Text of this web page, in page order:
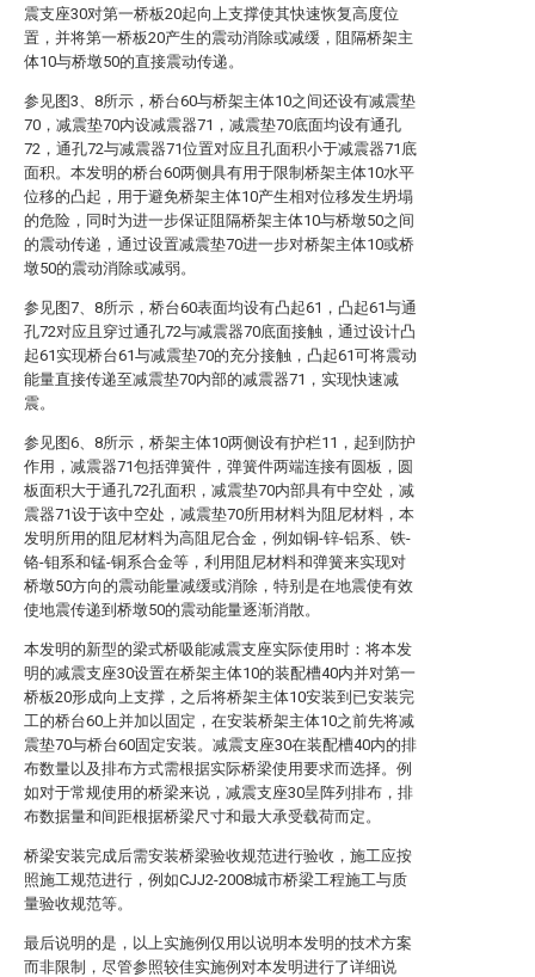
震支座30对第一桥板20起向上支撑使其快速恢复高度位
置，并将第一桥板20产生的震动消除或减缓，阻隔桥架主
体10与桥墩50的直接震动传递。
参见图3、8所示，桥台60与桥架主体10之间还设有减震垫
70，减震垫70内设减震器71，减震垫70底面均设有通孔
72，通孔72与减震器71位置对应且孔面积小于减震器71底
面积。本发明的桥台60两侧具有用于限制桥架主体10水平
位移的凸起，用于避免桥架主体10产生相对位移发生坍塌
的危险，同时为进一步保证阻隔桥架主体10与桥墩50之间
的震动传递，通过设置减震垫70进一步对桥架主体10或桥
墩50的震动消除或减弱。
参见图7、8所示，桥台60表面均设有凸起61，凸起61与通
孔72对应且穿过通孔72与减震器70底面接触，通过设计凸
起61实现桥台61与减震垫70的充分接触，凸起61可将震动
能量直接传递至减震垫70内部的减震器71，实现快速减
震。
参见图6、8所示，桥架主体10两侧设有护栏11，起到防护
作用，减震器71包括弹簧件，弹簧件两端连接有圆板，圆
板面积大于通孔72孔面积，减震垫70内部具有中空处，减
震器71设于该中空处，减震垫70所用材料为阻尼材料，本
发明所用的阻尼材料为高阻尼合金，例如铜-锌-铝系、铁-
铬-钼系和锰-铜系合金等，利用阻尼材料和弹簧来实现对
桥墩50方向的震动能量减缓或消除，特别是在地震使有效
使地震传递到桥墩50的震动能量逐渐消散。
本发明的新型的梁式桥吸能减震支座实际使用时：将本发
明的减震支座30设置在桥架主体10的装配槽40内并对第一
桥板20形成向上支撑，之后将桥架主体10安装到已安装完
工的桥台60上并加以固定，在安装桥架主体10之前先将减
震垫70与桥台60固定安装。减震支座30在装配槽40内的排
布数量以及排布方式需根据实际桥梁使用要求而选择。例
如对于常规使用的桥梁来说，减震支座30呈阵列排布，排
布数据量和间距根据桥梁尺寸和最大承受载荷而定。
桥梁安装完成后需安装桥梁验收规范进行验收，施工应按
照施工规范进行，例如CJJ2-2008城市桥梁工程施工与质
量验收规范等。
最后说明的是，以上实施例仅用以说明本发明的技术方案
而非限制，尽管参照较佳实施例对本发明进行了详细说